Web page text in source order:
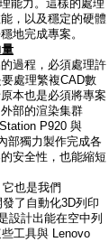
能力。這樣的處理
，以及穩定的硬體
地完成專案。
過程，必須處理許
處理繁複CAD數
本也是必須將專案
部的渲染集群
P920 與
部獨力製作完成各
安全性，也能縮短
也是我們
了自動化3D列印
設計出能在空中列
工具與 Lenovo